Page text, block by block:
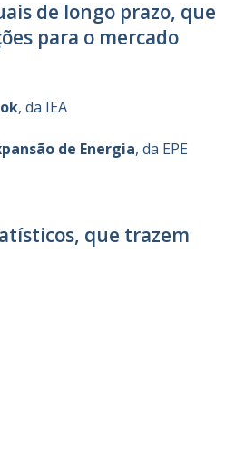
de longo prazo, que
para o mercado
, da IEA
de Energia, da EPE
que trazem